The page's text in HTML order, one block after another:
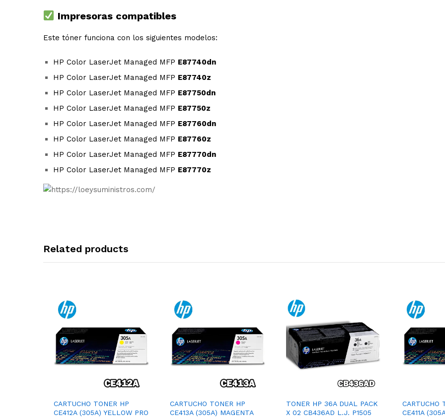
Impresoras compatibles
Este tóner funciona con los siguientes modelos:
HP Color LaserJet Managed MFP E87740dn
HP Color LaserJet Managed MFP E87740z
HP Color LaserJet Managed MFP E87750dn
HP Color LaserJet Managed MFP E87750z
HP Color LaserJet Managed MFP E87760dn
HP Color LaserJet Managed MFP E87760z
HP Color LaserJet Managed MFP E87770dn
HP Color LaserJet Managed MFP E87770z
Related products
CARTUCHO TONER HP
CE412A (305A) YELLOW PRO
CARTUCHO TONER HP
CE413A (305A) MAGENTA
TONER HP 36A DUAL PACK
X 02 CB436AD L.J. P1505
CARTUCHO
CE411A